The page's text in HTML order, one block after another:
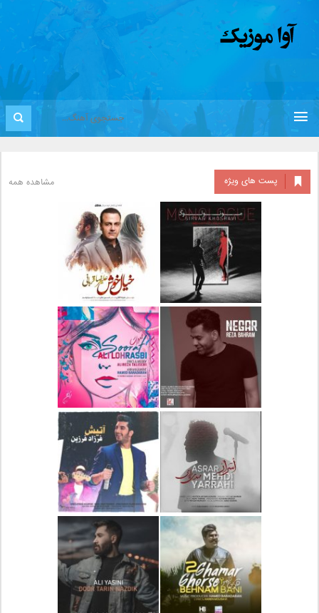
پست های ویژه مشاهده همه
دانلود آلبوم جدید سیروان
خسروی بنام مونولوگ
دانلود آهنگ جدید علیرضا
قربانی بنام خیال خوش
دانلود آهنگ جدید رضا
بهرام بنام نگار
دانلود آهنگ جدید علی
لهراسبی بنام صورت
دانلود آهنگ جدید مهدی
یراحی بنام اسرار
دانلود آهنگ جدید فرزاد
فرزین بنام آتیش